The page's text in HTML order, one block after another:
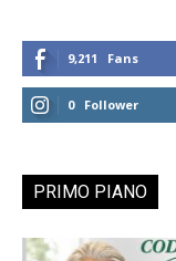
9,211 Fans
0 Follower
PRIMO PIANO